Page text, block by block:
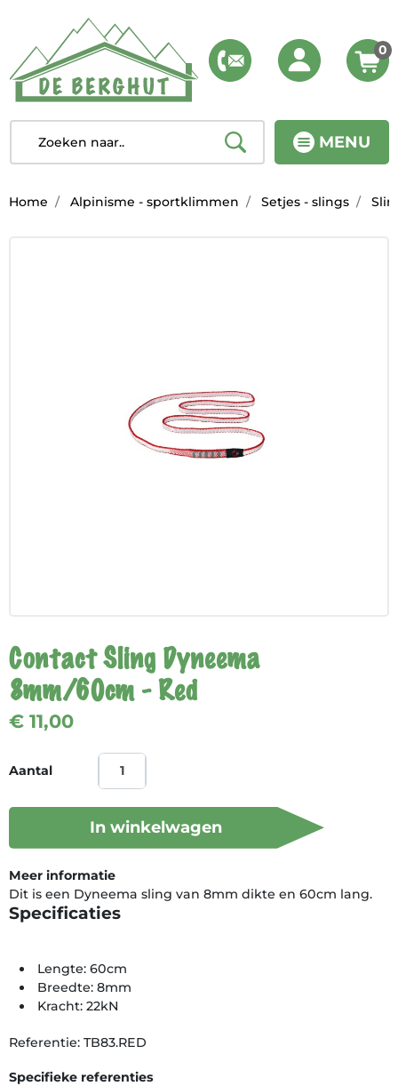
MENU
0
Home Alpinisme - sportklimmen Setjes - slings
Contact Sling Dyneema
8mm/60cm - Red
€ 11,00
Aantal
In winkelwagen
Meer informatie
Dit is een Dyneema sling van 8mm dikte en 60cm lang.
Specificaties
Lengte: 60cm
Breedte: 8mm
Kracht: 22kN
Referentie: TB83.RED
Specifieke referenties